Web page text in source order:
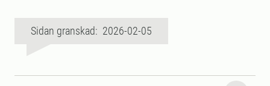
Sidan granskad: 2026-02-05